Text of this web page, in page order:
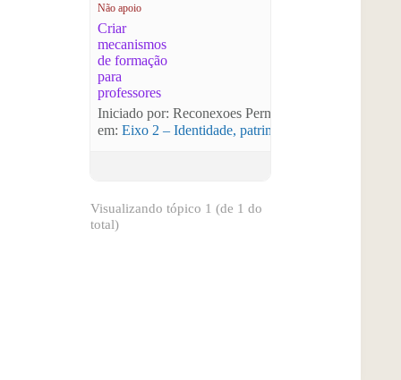
Não apoio
Criar
mecanismos
de formação
para
professores
Iniciado por: Reconexoes Pernambuco
em: Eixo 2 – Identidade, patrimônio, memória e
Visualizando tópico 1 (de 1 do
total)